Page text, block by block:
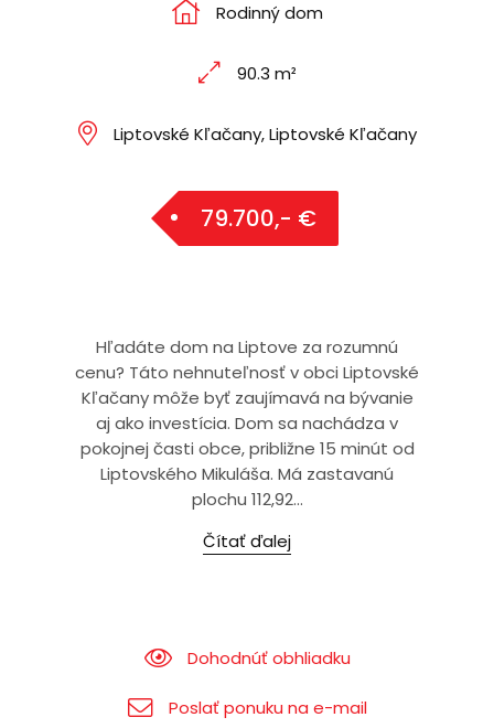
Rodinný dom
90.3 m²
Liptovské Kľačany, Liptovské Kľačany
79.700,- €
Hľadáte dom na Liptove za rozumnú
cenu? Táto nehnuteľnosť v obci Liptovské
Kľačany môže byť zaujímavá na bývanie
aj ako investícia. Dom sa nachádza v
pokojnej časti obce, približne 15 minút od
Liptovského Mikuláša. Má zastavanú
plochu 112,92...
Čítať ďalej
Dohodnúť obhliadku
Poslať ponuku na e-mail